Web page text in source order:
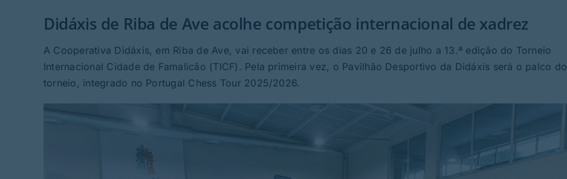
Didáxis de Riba de Ave acolhe competição internacional de xadrez
A Cooperativa Didáxis, em Riba de Ave, vai receber entre os dias 20 e 26 de julho a 13.ª edição do Torneio
Internacional Cidade de Famalicão (TICF). Pela primeira vez, o Pavilhão Desportivo da Didáxis será o palco do
torneio, integrado no Portugal Chess Tour 2025/2026.